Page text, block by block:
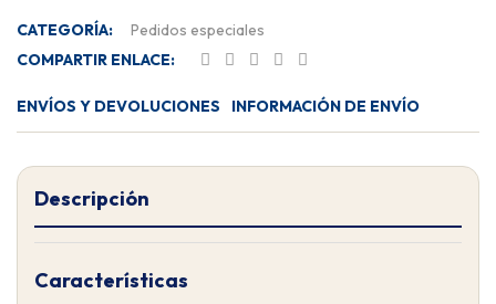
CATEGORÍA:
Pedidos especiales
COMPARTIR ENLACE:
ENVÍOS Y DEVOLUCIONES INFORMACIÓN DE ENVÍO
Descripción
Características